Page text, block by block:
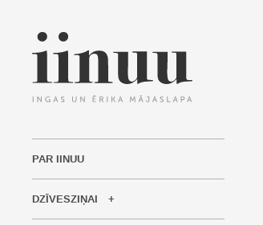
PAR IINUU
DZĪVESZIŅAI